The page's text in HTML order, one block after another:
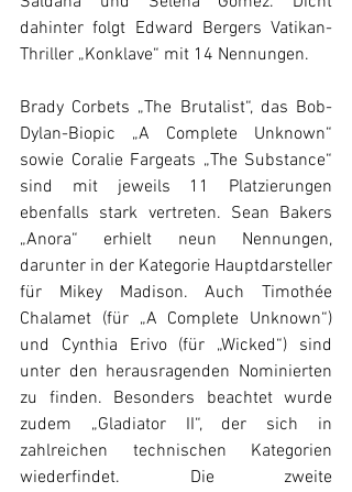
dahinter folgt Edward Bergers Vatikan-
Thriller „Konklave“ mit 14 Nennungen.
Brady Corbets „The Brutalist“, das Bob-
Dylan-Biopic „A Complete Unknown“
sowie Coralie Fargeats „The Substance“
sind mit jeweils 11 Platzierungen
ebenfalls stark vertreten. Sean Bakers
„Anora“ erhielt neun Nennungen,
darunter in der Kategorie Hauptdarsteller
für Mikey Madison. Auch Timothée
Chalamet (für „A Complete Unknown“)
und Cynthia Erivo (für „Wicked“) sind
unter den herausragenden Nominierten
zu finden. Besonders beachtet wurde
zudem „Gladiator II“, der sich in
zahlreichen technischen Kategorien
wiederfindet. Die zweite